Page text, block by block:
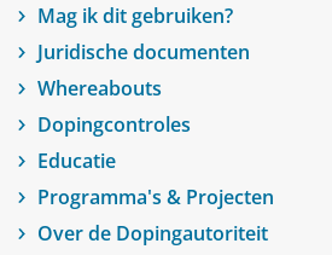
Mag ik dit gebruiken?
Juridische documenten
Whereabouts
Dopingcontroles
Educatie
Programma's & Projecten
Over de Dopingautoriteit